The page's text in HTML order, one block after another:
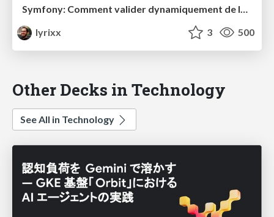
Symfony: Comment valider dynamiquement de la donnée
lyrixx
3 500
Other Decks in Technology
See All in Technology